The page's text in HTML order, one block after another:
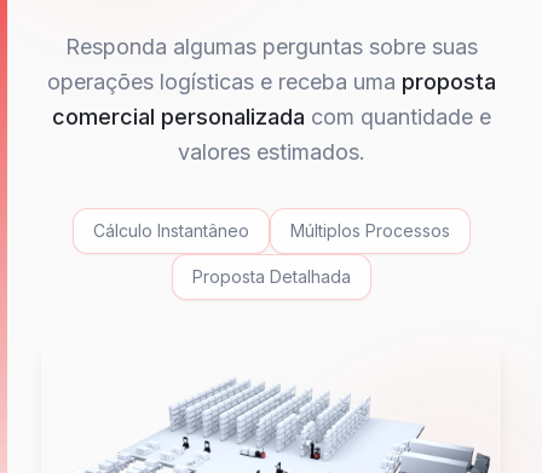
Responda algumas perguntas sobre suas
operações logísticas e receba uma proposta
comercial personalizada com quantidade e
valores estimados.
Cálculo Instantâneo Múltiplos Processos
Proposta Detalhada